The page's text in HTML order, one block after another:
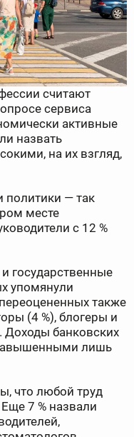
считают
сервиса
активные
назвать
на их взгляд,
политики — так
месте
с 12 %
государственные
упомянули
также
(4 %), блогеры и
Доходы банковских
лишь
что любой труд
7 % назвали